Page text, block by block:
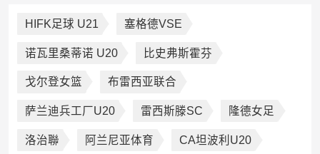
HIFK足球 U21 塞格德VSE
诺瓦里桑蒂诺 U20 比史弗斯霍芬
戈尔登女篮 布雷西亚联合
萨兰迪兵工厂U20 雷西斯滕SC 隆德女足
洛治聯 阿兰尼亚体育 CA坦波利U20